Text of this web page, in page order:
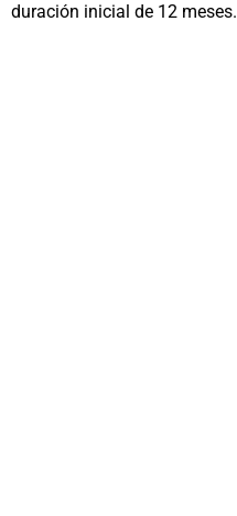
duración inicial de 12 meses.